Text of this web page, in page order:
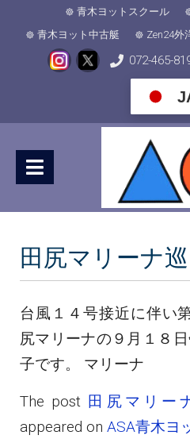
青木ヨットスクール
青木ヨット中古艇
Zen24外
072-465-
田尻マリーナ
台風１４号接近に伴い
尻マリーナの９月１８
子です。 マリーナ
The post 田尻マリー
appeared on ASA青木ヨ